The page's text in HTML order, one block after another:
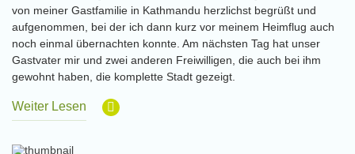
von meiner Gastfamilie in Kathmandu herzlichst begrüßt und
aufgenommen, bei der ich dann kurz vor meinem Heimflug auch
noch einmal übernachten konnte. Am nächsten Tag hat unser
Gastvater mir und zwei anderen Freiwilligen, die auch bei ihm
gewohnt haben, die komplette Stadt gezeigt.
Weiter Lesen